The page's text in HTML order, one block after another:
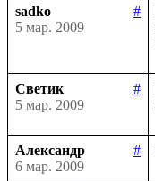
sadko
#
5 мар. 2009
Светик
#
5 мар. 2009
Александр
#
6 мар. 2009